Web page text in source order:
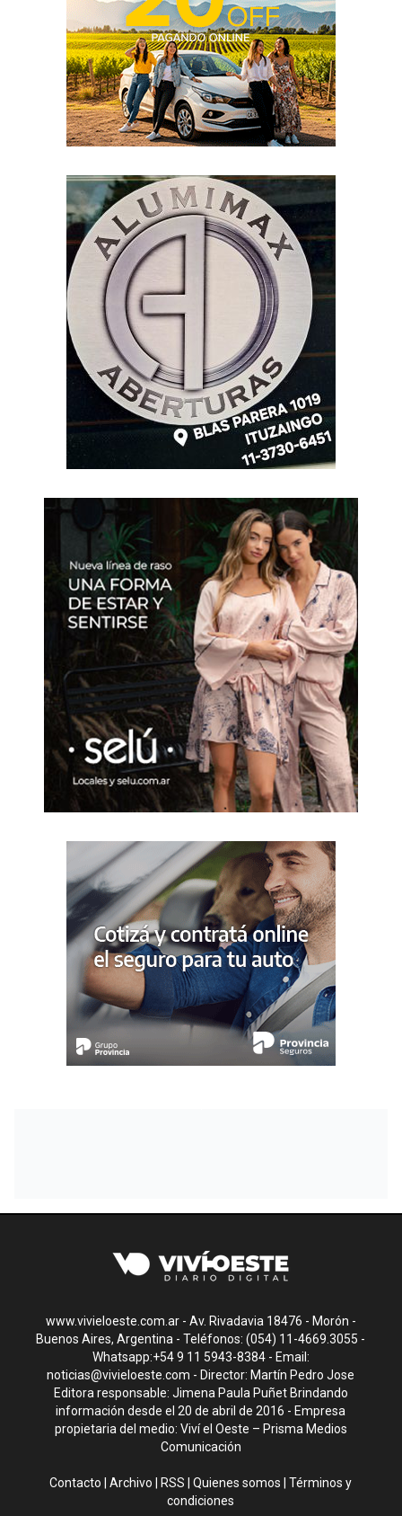
www.vivieloeste.com.ar - Av. Rivadavia 18476 - Morón -
Buenos Aires, Argentina - Teléfonos: (054) 11-4669.3055 -
Whatsapp:+54 9 11 5943-8384 - Email:
noticias@vivieloeste.com - Director: Martín Pedro Jose
Editora responsable: Jimena Paula Puñet Brindando
información desde el 20 de abril de 2016 - Empresa
propietaria del medio: Viví el Oeste – Prisma Medios
Comunicación
Contacto |Archivo RSS |Quienes somos |Términos y
condiciones